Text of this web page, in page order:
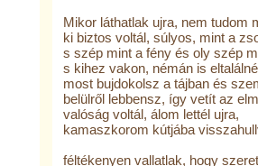
Mikor láthatlak ujra, nem tudom
ki biztos voltál, súlyos, mint a
s szép mint a fény és oly szép
s kihez vakon, némán is
most bujdokolsz a tájban és
belülről lebbensz, így vetít az
valóság voltál, álom lettél ujra,
kamaszkorom kútjába
féltékenyen vallatlak, hogy